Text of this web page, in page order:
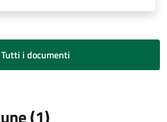
Tutti i documenti
(1)